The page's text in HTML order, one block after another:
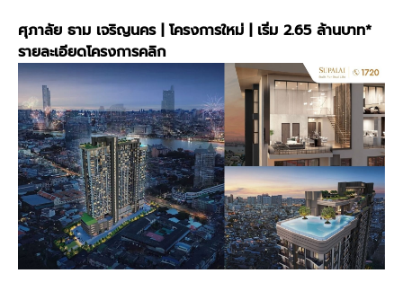
ศุภาลัย ธาม เจริญนคร | โครงการใหม่ | เริ่ม 2.65 ล้านบาท*
รายละเอียดโครงการคลิก